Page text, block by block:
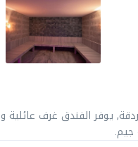
يوفر الفندق غرف